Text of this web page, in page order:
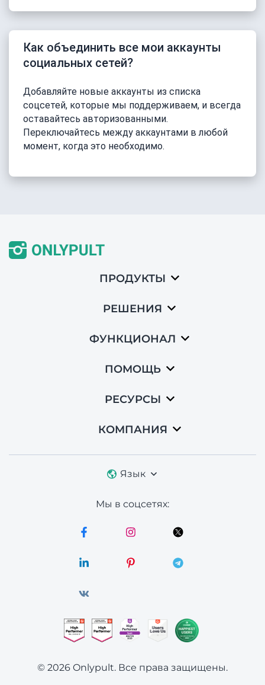
Как объединить все мои аккаунты
социальных сетей?
Добавляйте новые аккаунты из списка
соцсетей, которые мы поддерживаем, и всегда
оставайтесь авторизованными.
Переключайтесь между аккаунтами в любой
момент, когда это необходимо.
ПРОДУКТЫ
РЕШЕНИЯ
ФУНКЦИОНАЛ
ПОМОЩЬ
РЕСУРСЫ
КОМПАНИЯ
Язык
Мы в соцсетях:
© 2026 Onlypult. Все права защищены.